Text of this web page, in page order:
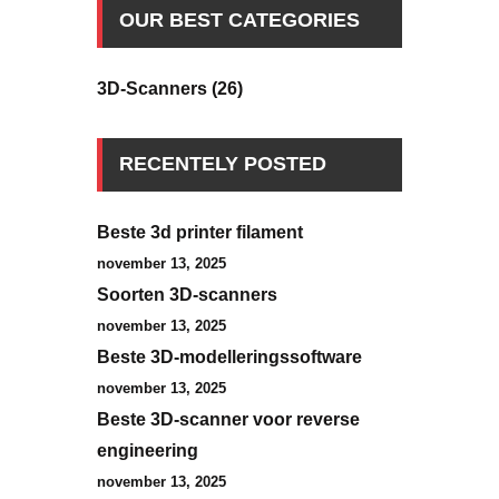
OUR BEST CATEGORIES
3D-Scanners (26)
RECENTELY POSTED
Beste 3d printer filament
november 13, 2025
Soorten 3D-scanners
november 13, 2025
Beste 3D-modelleringssoftware
november 13, 2025
Beste 3D-scanner voor reverse
engineering
november 13, 2025